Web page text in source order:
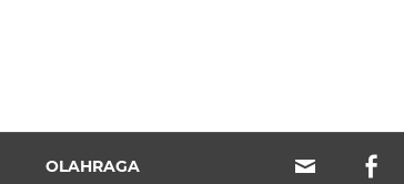
OLAHRAGA